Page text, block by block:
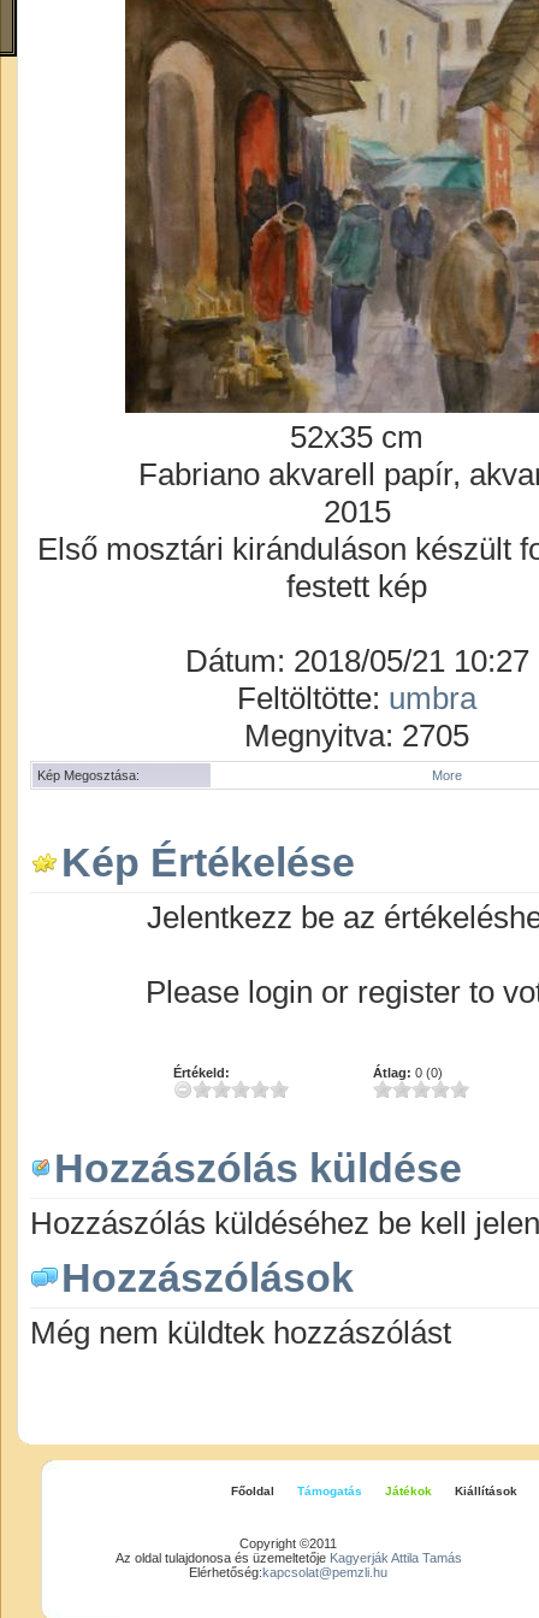
52x35 cm
Fabriano akvarell papír,
2015
Első mosztári kiránduláson készült
festett kép
Dátum: 2018/05/21 10:27
Feltöltötte: umbra
Megnyitva: 2705
Kép Megosztása: More
Kép Értékelése
Jelentkezz be az
Please login or register to
Értékeld: Átlag: 0 (0)
Hozzászólás küldése
Hozzászólás küldéséhez be kell
Hozzászólások
Még nem küldtek hozzászólást
Főoldal Támogatás Játékok Kiállítások
Copyright ©2011
Az oldal tulajdonosa és üzemeltetője Kagyerják Attila Tamás
Elérhetőség:kapcsolat@pemzli.hu